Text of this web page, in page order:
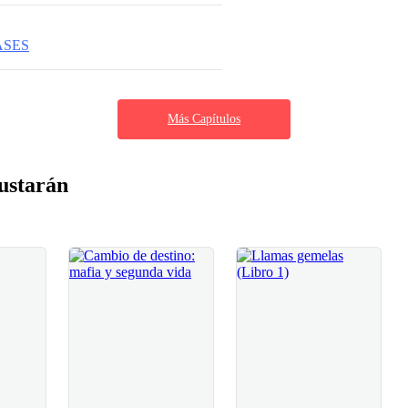
Más Capítulos